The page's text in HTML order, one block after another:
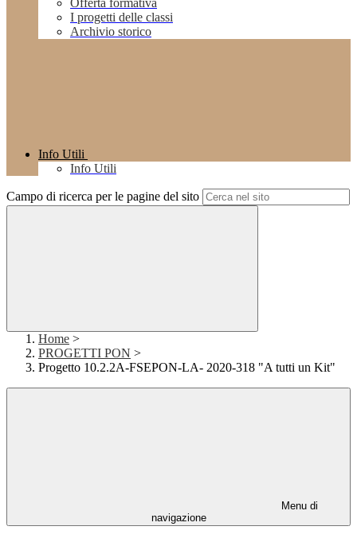
Offerta formativa
I progetti delle classi
Archivio storico
Info Utili
Info Utili
Campo di ricerca per le pagine del sito
Home >
PROGETTI PON >
Progetto 10.2.2A-FSEPON-LA- 2020-318 "A tutti un Kit"
Menu di
navigazione